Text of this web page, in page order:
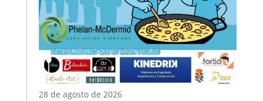
28 de agosto de 2026